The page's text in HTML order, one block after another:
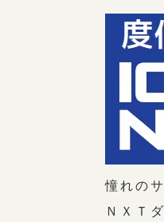
憧れの
ＮＸＴ